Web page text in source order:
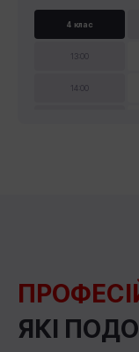
4 клас
13:00
14:00
ЯКІ